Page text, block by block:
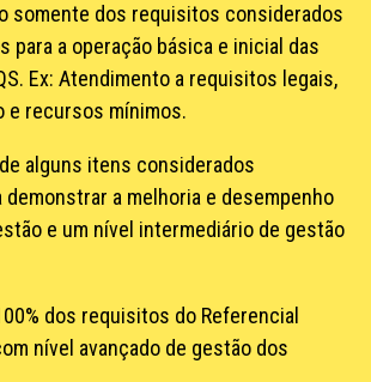
somente dos requisitos considerados
para a operação básica e inicial das
Ex: Atendimento a requisitos legais,
e recursos mínimos.
alguns itens considerados
a melhoria e desempenho
e um nível intermediário de gestão
dos requisitos do Referencial
nível avançado de gestão dos